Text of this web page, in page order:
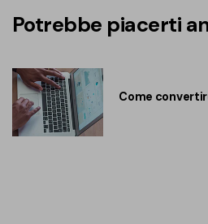
Potrebbe piacerti
Come